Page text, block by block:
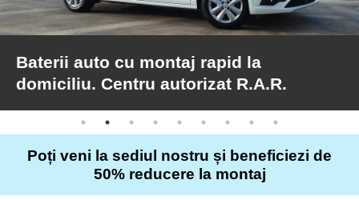
Baterii
de
camion
Articole
Baterii auto cu montaj rapid la
domiciliu. Centru autorizat R.A.R.
Poți veni la sediul nostru și beneficiezi de
50% reducere la montaj